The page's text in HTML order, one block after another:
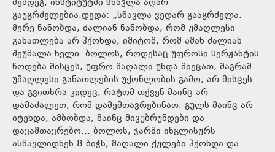
შემდეგ, ინსტიტუტში სწავლა აღარ
გაუგრძელებია.დედა: „სწავლა ვეღარ გააგრძელა.
მერე ნანობდა, ძალიან ნანობდა, რომ უმაღლესი
განათლება არ ჰქონდა, იმიტომ, რომ ამან ძალიან
შეუშალა ხელი. ბოლოს, როდესაც უფროსი სერჟანტის
წოდება მისცეს, უფრო მაღალი უნდა მიეცათ, მაგრამ
უმაღლესი განათლების უქონლობის გამო, არ მისცეს
და გვითხრა კიდეც, რატომ თქვენ მაინც არ
დამაძალეთ, რომ დამემთავრებინაო. გულს მაინც არ
იტეხდა, ამბობდა, მაინც მივუბრუნდები და
დავამთავრებო… ბოლოს, ჯარში ინგლისურს
ასწავლიდნენ 8 ბიჭს, მაღალი ქულები ჰქონდა და